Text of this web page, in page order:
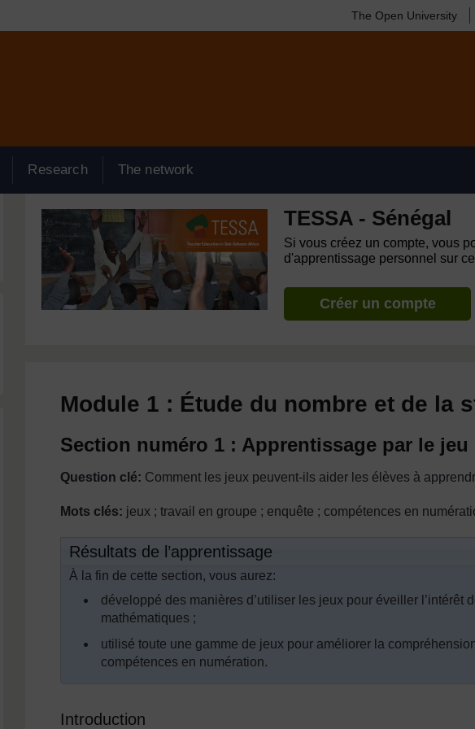
The Open University
Research The network
TESSA - Sénégal
Si vous créez un compte, vous
d'apprentissage personnel sur
Créer un compte
Module 1 : Étude du nombre et de la
Section numéro 1 : Apprentissage par le jeu
Question clé: Comment les jeux peuvent-ils aider les élèves à
Mots clés: jeux ; travail en groupe ; enquête ; compétences en
Résultats de l’apprentissage
À la fin de cette section, vous aurez:
développé des manières d’utiliser les jeux pour éveiller l’intérêt
mathématiques ;
utilisé toute une gamme de jeux pour améliorer la
compétences en numération.
Introduction